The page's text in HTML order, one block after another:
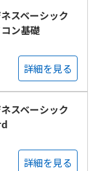
スベーシック
ン基礎
詳細を見る
スベーシック
詳細を見る